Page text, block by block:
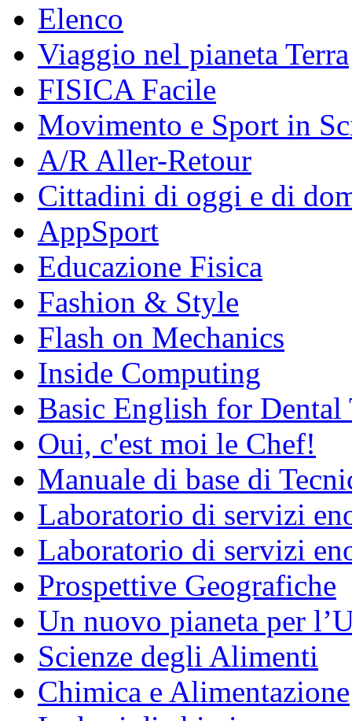
Elenco
Viaggio nel pianeta Terra
FISICA Facile
Movimento e Sport in
A/R Aller-Retour
Cittadini di oggi e di
AppSport
Educazione Fisica
Fashion & Style
Flash on Mechanics
Inside Computing
Basic English for Dental
Oui, c'est moi le Chef!
Manuale di base di
Laboratorio di servizi
Laboratorio di servizi
Prospettive Geografiche
Un nuovo pianeta per
Scienze degli Alimenti
Chimica e Alimentazione